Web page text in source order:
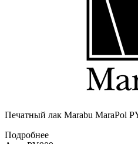
Печатный лак Маrabu MaraPol
Подробнее